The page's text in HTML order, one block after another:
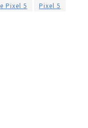
Pixel 5 Pixel 5